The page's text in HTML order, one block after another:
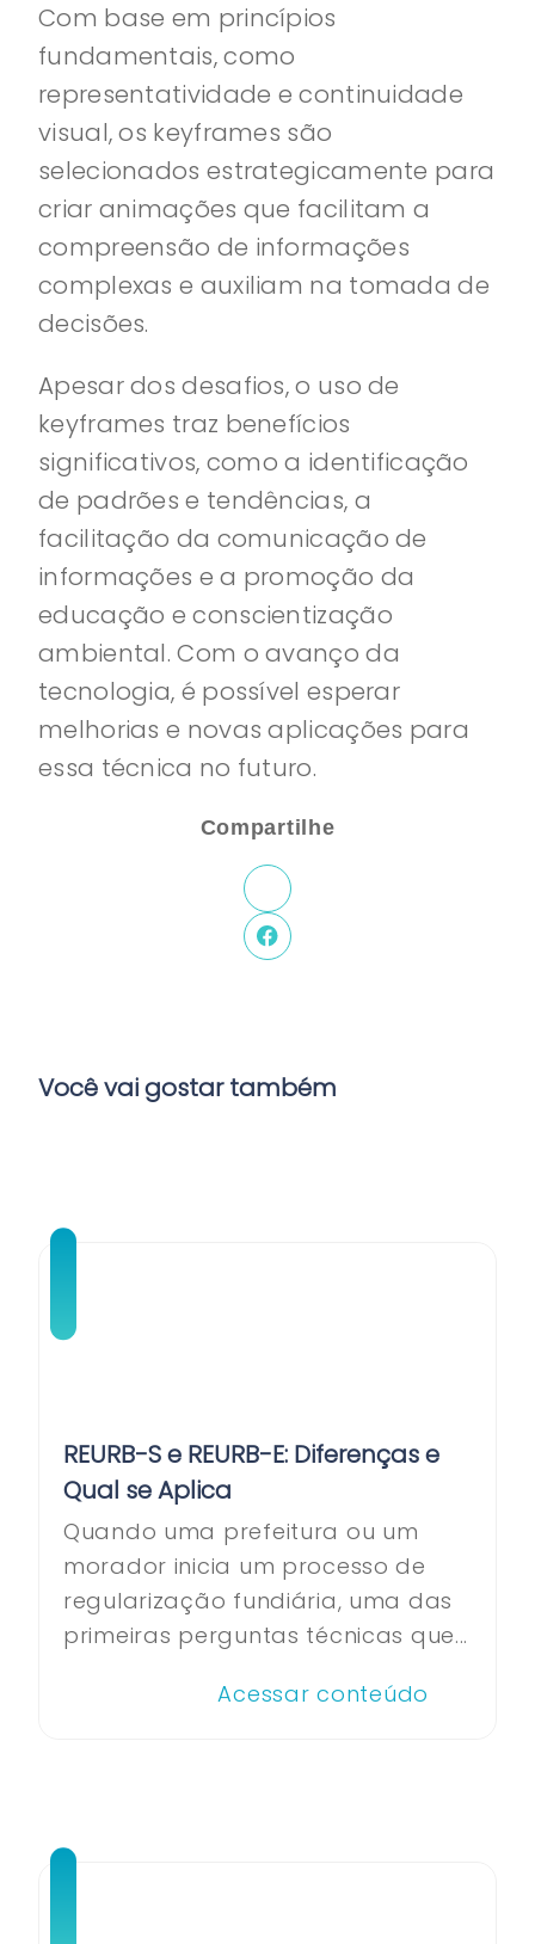
Com base em princípios
fundamentais, como
representatividade e continuidade
visual, os keyframes são
selecionados estrategicamente para
criar animações que facilitam a
compreensão de informações
complexas e auxiliam na tomada de
decisões.
Apesar dos desafios, o uso de
keyframes traz benefícios
significativos, como a identificação
de padrões e tendências, a
facilitação da comunicação de
informações e a promoção da
educação e conscientização
ambiental. Com o avanço da
tecnologia, é possível esperar
melhorias e novas aplicações para
essa técnica no futuro.
Compartilhe
Você vai gostar também
REURB-S e REURB-E: Diferenças e
Qual se Aplica
Quando uma prefeitura ou um
morador inicia um processo de
regularização fundiária, uma das
primeiras perguntas técnicas que...
Acessar conteúdo